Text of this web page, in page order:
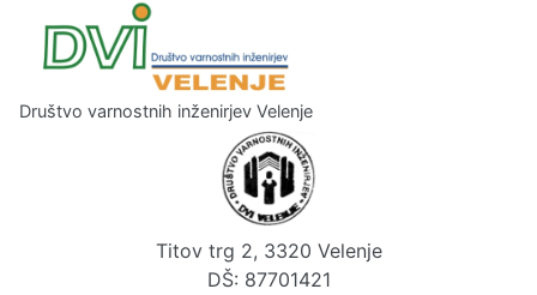
Društvo varnostnih inženirjev Velenje
Titov trg 2, 3320 Velenje
DŠ: 87701421